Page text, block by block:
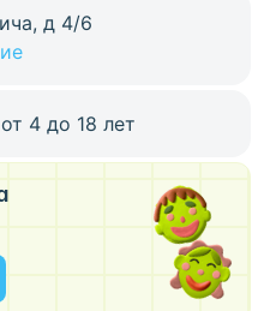
д 4/6
4 до 18 лет